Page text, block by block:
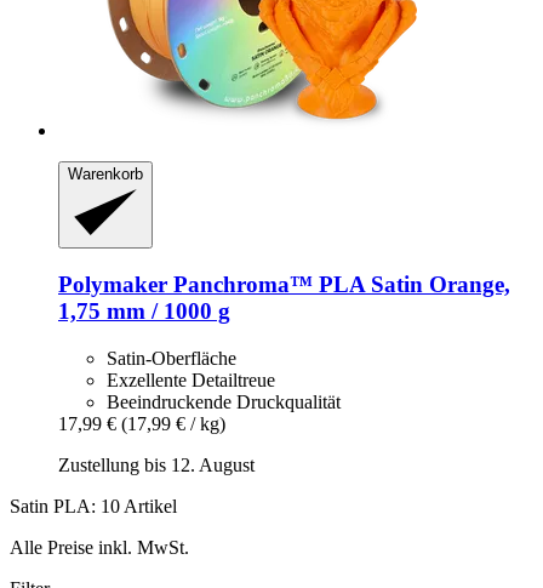
Warenkorb
Polymaker Panchroma™ PLA Satin Orange,
1,75 mm / 1000 g
Satin-Oberfläche
Exzellente Detailtreue
Beeindruckende Druckqualität
17,99 € (17,99 € / kg)
Zustellung bis 12. August
Satin PLA: 10 Artikel
Alle Preise inkl. MwSt.